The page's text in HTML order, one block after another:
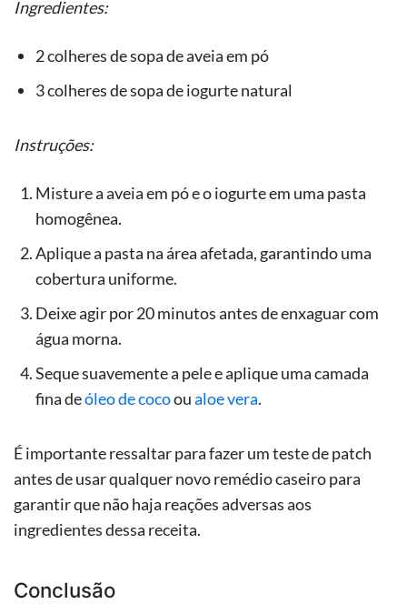
Ingredientes:
2 colheres de sopa de aveia em pó
3 colheres de sopa de iogurte natural
Instruções:
Misture a aveia em pó e o iogurte em uma pasta
homogênea.
Aplique a pasta na área afetada, garantindo uma
cobertura uniforme.
Deixe agir por 20 minutos antes de enxaguar com
água morna.
Seque suavemente a pele e aplique uma camada
fina deóleo de cocooualoe vera.
É importante ressaltar para fazer um teste de patch
antes de usar qualquer novo remédio caseiro para
garantir que não haja reações adversas aos
ingredientes dessa receita.
Conclusão